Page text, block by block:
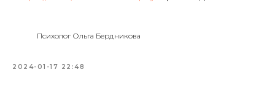
Психолог Ольга Бердникова
2024-01-17 22:48